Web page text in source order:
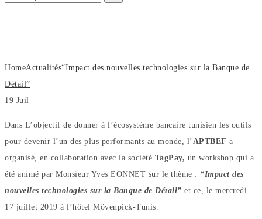
HomeActualités“Impact des nouvelles technologies sur la Banque de
Détail”
19 Juil
Dans L’objectif de donner à l’écosystème bancaire tunisien les outils
pour devenir l’un des plus performants au monde, l’ APTBEF a
organisé, en collaboration avec la société TagPay, un workshop qui a
été animé par Monsieur Yves EONNET sur le thème : “Impact des
nouvelles technologies sur la Banque de Détail” et ce, le mercredi
17 juillet 2019 à l’hôtel Mövenpick-Tunis.